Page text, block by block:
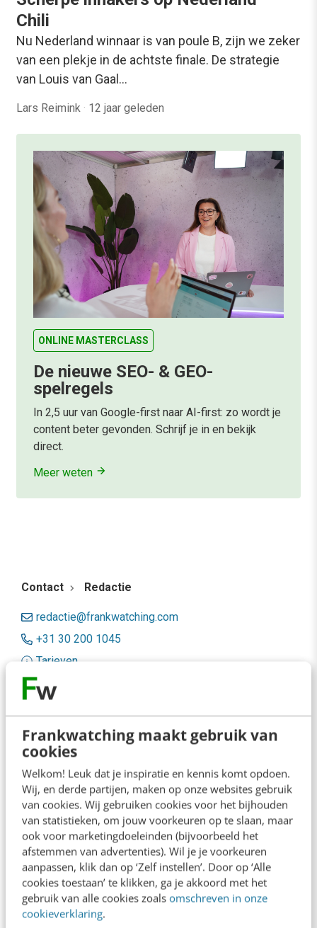
Frankwatching maakt gebruik van
cookies
Welkom! Leuk dat je inspiratie en kennis komt opdoen.
Wij, en derde partijen, maken op onze websites gebruik
van cookies. Wij gebruiken cookies voor het bijhouden
van statistieken, om jouw voorkeuren op te slaan, maar
ook voor marketingdoeleinden (bijvoorbeeld het
afstemmen van advertenties). Wil je je voorkeuren
aanpassen, klik dan op ‘Zelf instellen’. Door op ‘Alle
cookies toestaan’ te klikken, ga je akkoord met het
gebruik van alle cookies zoals omschreven in onze
cookieverklaring.
Chili
Nu Nederland winnaar is van poule B, zijn we zeker
van een plekje in de achtste finale. De strategie
van Louis van Gaal…
Lars Reimink · 12 jaar geleden
ONLINE MASTERCLASS
De nieuwe SEO- & GEO-
spelregels
In 2,5 uur van Google-first naar AI-first: zo wordt je
content beter gevonden. Schrijf je in en bekijk
direct.
Meer weten
Contact Redactie
redactie@frankwatching.com
+31 30 200 1045
Tarieven
Meer contactopties
Frankwatching
Adverteren
Contact
Nieuwsbrieven
Over ons
Ons team
Werken bij
Whitepapers